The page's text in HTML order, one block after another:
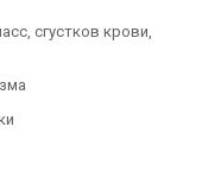
сгустков крови,